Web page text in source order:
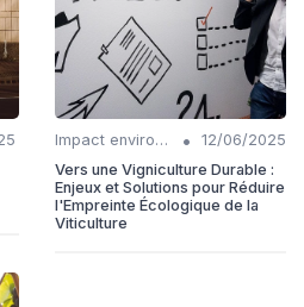
Impact environnemental •
12/06/2025
Vers une Vigniculture Durable :
Enjeux et Solutions pour Réduire
l'Empreinte Écologique de la
Viticulture